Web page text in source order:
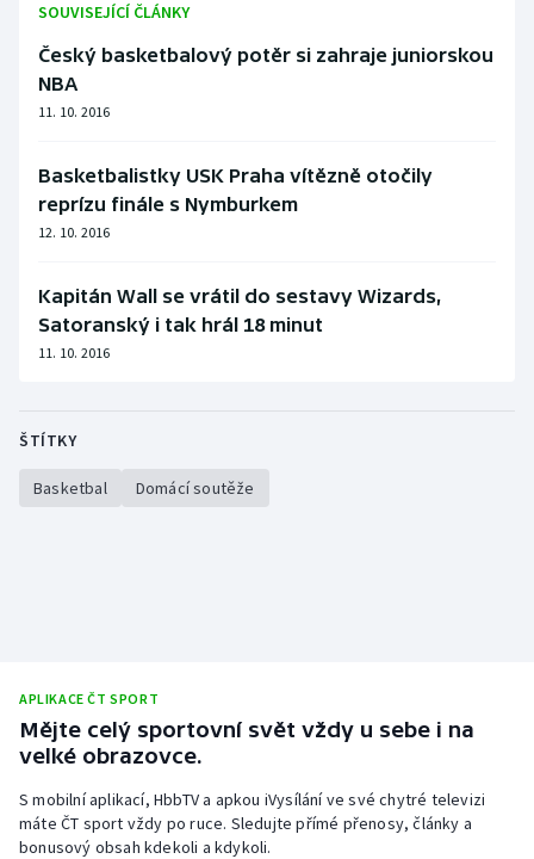
SOUVISEJÍCÍ ČLÁNKY
Český basketbalový potěr si zahraje juniorskou
NBA
11. 10. 2016
Basketbalistky USK Praha vítězně otočily
reprízu finále s Nymburkem
12. 10. 2016
Kapitán Wall se vrátil do sestavy Wizards,
Satoranský i tak hrál 18 minut
11. 10. 2016
ŠTÍTKY
Basketbal Domácí soutěže
APLIKACE ČT SPORT
Mějte celý sportovní svět vždy u sebe i na
velké obrazovce.
S mobilní aplikací, HbbTV a apkou iVysílání ve své chytré televizi
máte ČT sport vždy po ruce. Sledujte přímé přenosy, články a
bonusový obsah kdekoli a kdykoli.